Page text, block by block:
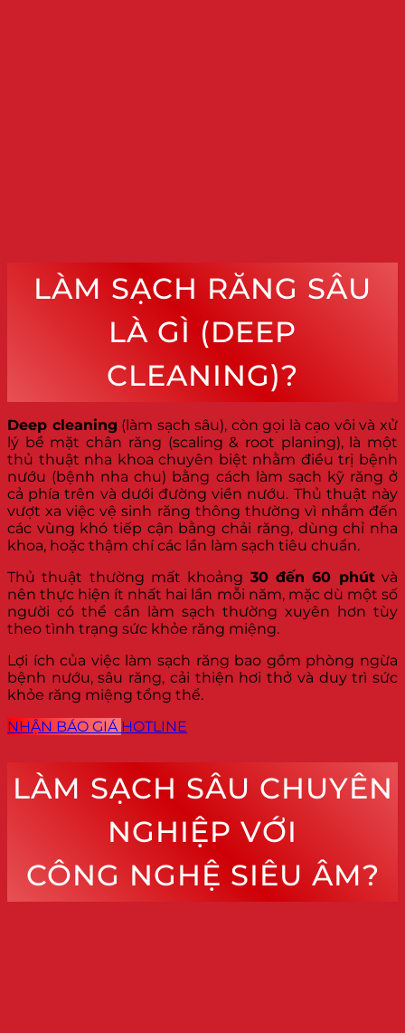
LÀM SẠCH RĂNG SÂU
LÀ GÌ (DEEP
CLEANING)?
Deep cleaning (làm sạch sâu), còn gọi là cạo vôi và xử
lý bề mặt chân răng (scaling & root planing), là một
thủ thuật nha khoa chuyên biệt nhằm điều trị bệnh
nướu (bệnh nha chu) bằng cách làm sạch kỹ răng ở
cả phía trên và dưới đường viền nướu. Thủ thuật này
vượt xa việc vệ sinh răng thông thường vì nhắm đến
các vùng khó tiếp cận bằng chải răng, dùng chỉ nha
khoa, hoặc thậm chí các lần làm sạch tiêu chuẩn.
Thủ thuật thường mất khoảng 30 đến 60 phútvà
nên thực hiện ít nhất hai lần mỗi năm, mặc dù một số
người có thể cần làm sạch thường xuyên hơn tùy
theo tình trạng sức khỏe răng miệng.
Lợi ích của việc làm sạch răng bao gồm phòng ngừa
bệnh nướu, sâu răng, cải thiện hơi thở và duy trì sức
khỏe răng miệng tổng thể.
NHẬN BÁO GIÁ HOTLINE
LÀM SẠCH SÂU CHUYÊN
NGHIỆP VỚI
CÔNG NGHỆ SIÊU ÂM?